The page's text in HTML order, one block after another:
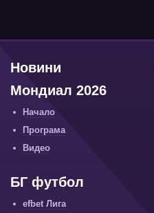
Новини
Мондиал 2026
Начало
Програма
Видео
БГ футбол
efbet Лига